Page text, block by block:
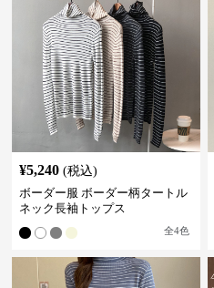
¥5,240 (税込)
ボーダー服 ボーダー柄タートル
ネック長袖トップス
全4色